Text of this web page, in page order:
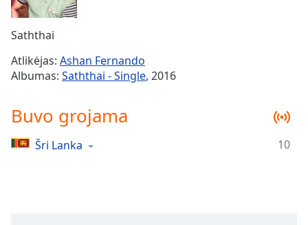
Duration-:-
Loaded:
Stream
TypeLIVE
live,
currently
liveLIVE
Saththai
Atlikėjas: Ashan Fernando
Albumas: Saththai - Single, 2016
Buvo grojama
Šri Lanka 10